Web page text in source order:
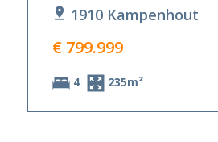
1910 Kampenhout
€ 799.999
4 235m²